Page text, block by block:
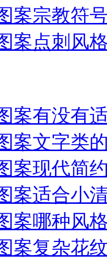
案宗教符
案点刺风
案有没有
案文字类
案现代简
案适合小
案哪种风
案复杂花